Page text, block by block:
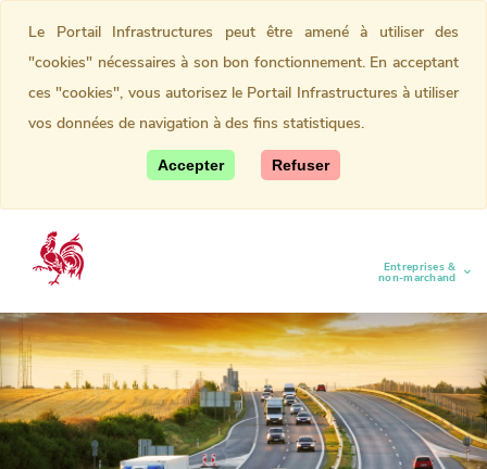
Entreprises &
non-marchand
(current)
Le Portail Infrastructures peut être amené à utiliser des
"cookies" nécessaires à son bon fonctionnement. En acceptant
ces "cookies", vous autorisez le Portail Infrastructures à utiliser
vos données de navigation à des fins statistiques.
Accepter Refuser